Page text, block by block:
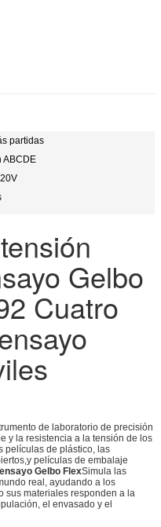
partidas
ABCDE
Gelbo
Cuatro
de laboratorio de precisión
y la resistencia a la tensión de los
películas de plástico, las
películas de embalaje
Gelbo FlexSimula las
real, ayudando a los
sus materiales responden a la
el envasado y el